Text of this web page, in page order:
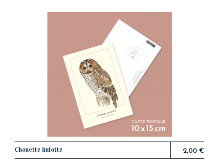
Chouette hulotte 2,00 €